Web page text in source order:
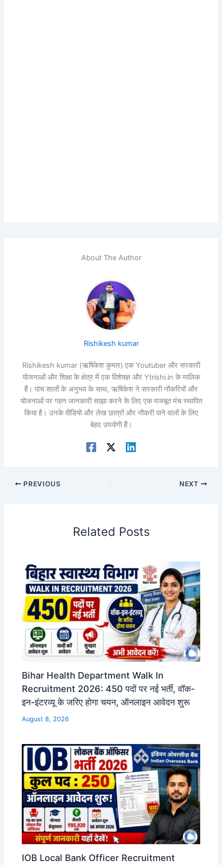
About The Author
Rishikesh kumar
Rishikesh kumar (ऋषिकेश कुमार) एक Youtuber और सरकारी
योजनाओं और शिक्षा के क्षेत्र में एक विशेषज्ञ और Ytrishi.in के मालिक
हैं। पांच सालों के अनुभव के साथ, ऋषिकेश ने सरकारी नौकरियों और
योजनाओं पर गहन जानकारी साझा करने के लिए एक मजबूत मंच स्थापित
किया है। उनके वीडियो और लेख छात्रों और नौकरी पाने वालों के लिए
बेहद उपयोगी हैं।
PREVIOUS NEXT
Related Posts
Bihar Health Department Walk In
Recruitment 2026: 450 पदों पर नई भर्ती, वॉक-
इन-इंटरव्यू के जरिए होगा चयन, ऑनलाइन आवेदन शुरू
August 8, 2026
IOB Local Bank Officer Recruitment